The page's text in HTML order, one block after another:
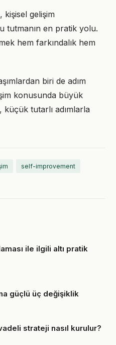
kişisel gelişim
tutmanın en pratik yolu.
hem farkındalık hem
biri de adım
konusunda büyük
tutarlı adımlarla
self-improvement
ile ilgili altı pratik
güçlü üç değişiklik
strateji nasıl kurulur?